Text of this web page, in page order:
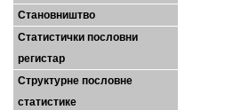
Становништво
Статистички пословни
регистар
Структурне пословне
статистике